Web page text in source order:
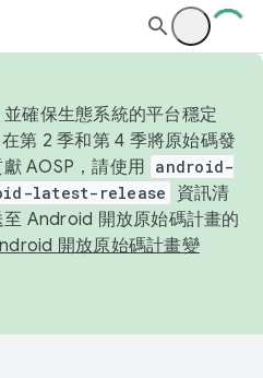
確保生態系統的平台穩定
第 2 季和第 4 季將原始碼發
AOSP，請使用 android-
latest-release
資訊清
Android 開放原始碼計畫的
開放原始碼計畫變